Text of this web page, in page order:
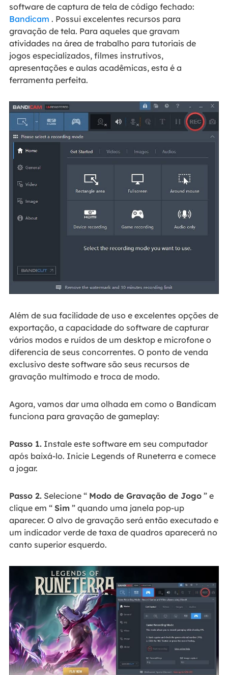
software de captura de tela de código fechado:
Bandicam . Possui excelentes recursos para
gravação de tela. Para aqueles que gravam
atividades na área de trabalho para tutoriais de
jogos especializados, filmes instrutivos,
apresentações e aulas acadêmicas, esta é a
ferramenta perfeita.
Além de sua facilidade de uso e excelentes opções de
exportação, a capacidade do software de capturar
vários modos e ruídos de um desktop e microfone o
diferencia de seus concorrentes. O ponto de venda
exclusivo deste software são seus recursos de
gravação multimodo e troca de modo.
Agora, vamos dar uma olhada em como o Bandicam
funciona para gravação de gameplay:
Passo 1.Instale este software em seu computador
após baixá-lo. Inicie Legends of Runeterra e comece
a jogar.
Passo 2.Selecione “ Modo de Gravação de Jogo” e
clique em “ Sim” quando uma janela pop-up
aparecer. O alvo de gravação será então executado e
um indicador verde de taxa de quadros aparecerá no
canto superior esquerdo.